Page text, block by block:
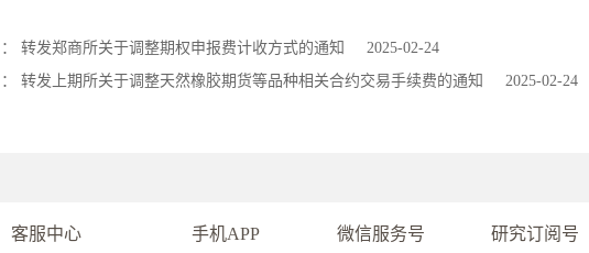
转发郑商所关于调整期权申报费计收方式的通知
2025-02-24
转发上期所关于调整天然橡胶期货等品种相关合约交易手续费的通知 2025-02-24
客服中心 手机APP 微信服务号 研究订阅号